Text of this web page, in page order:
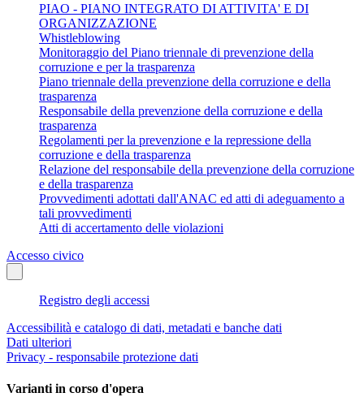
PIAO - PIANO INTEGRATO DI ATTIVITA' E DI
ORGANIZZAZIONE
Whistleblowing
Monitoraggio del Piano triennale di prevenzione della
corruzione e per la trasparenza
Piano triennale della prevenzione della corruzione e della
trasparenza
Responsabile della prevenzione della corruzione e della
trasparenza
Regolamenti per la prevenzione e la repressione della
corruzione e della trasparenza
Relazione del responsabile della prevenzione della corruzione
e della trasparenza
Provvedimenti adottati dall'ANAC ed atti di adeguamento a
tali provvedimenti
Atti di accertamento delle violazioni
Accesso civico
Registro degli accessi
Accessibilità e catalogo di dati, metadati e banche dati
Dati ulteriori
Privacy - responsabile protezione dati
Varianti in corso d'opera